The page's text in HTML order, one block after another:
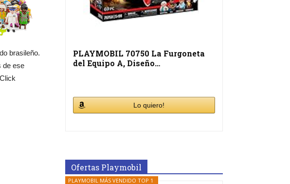
brasileño.
de ese
PLAYMOBIL 70750 La Furgoneta
del Equipo A, Diseño…
Lo quiero!
Ofertas Playmobil
PLAYMOBIL MÁS VENDIDO TOP 1